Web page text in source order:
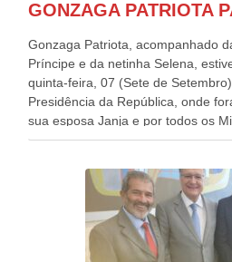
Gonzaga Patriota, acompanhado
Príncipe e da netinha Selena,
quinta-feira, 07 (Sete de
Presidência da República, onde
sua esposa Janja e por todos os
estavam presentes, nos Desfiles
outros desfiles, na Esplanada dos
o deste ano, o maior e o mais
quatro décadas, como Patriota até
anualmente dos desfiles de Sete
Esplanada dos Ministérios, em